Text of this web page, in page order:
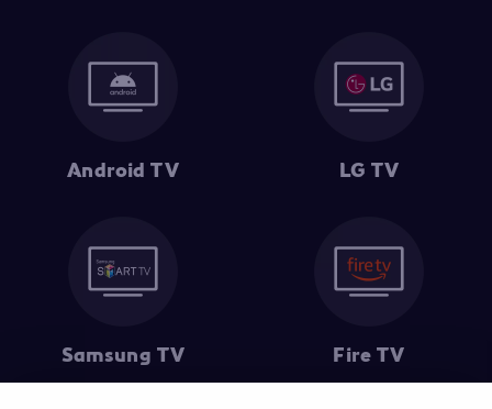
Android TV LG TV
Samsung TV Fire TV